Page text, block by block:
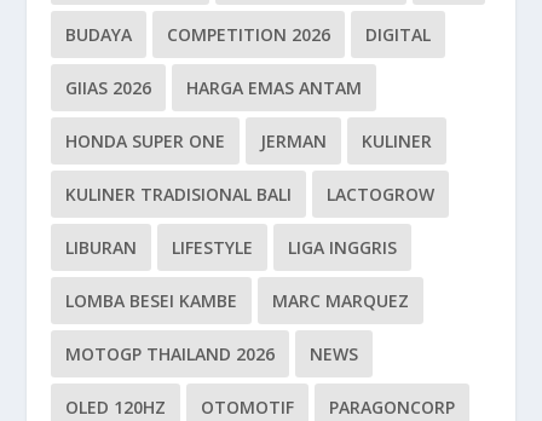
BUDAYA COMPETITION 2026 DIGITAL
GIIAS 2026 HARGA EMAS ANTAM
HONDA SUPER ONE JERMAN KULINER
KULINER TRADISIONAL BALI LACTOGROW
LIBURAN LIFESTYLE LIGA INGGRIS
LOMBA BESEI KAMBE MARC MARQUEZ
MOTOGP THAILAND 2026 NEWS
OLED 120HZ OTOMOTIF PARAGONCORP